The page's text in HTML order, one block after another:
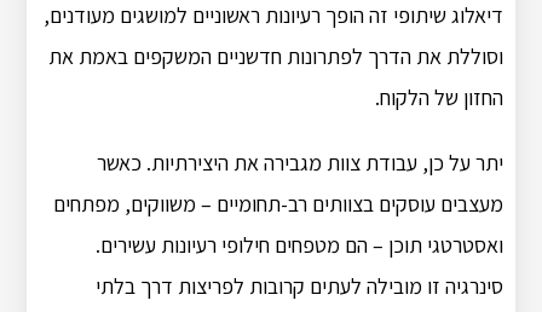
דיאלוג שיתופי זה הופך רעיונות ראשוניים למושגים מעודנים,
וסוללת את הדרך לפתרונות חדשניים המשקפים באמת את
החזון של הלקוח.
יתר על כן, עבודת צוות מגבירה את היצירתיות. כאשר
מעצבים עוסקים בצוותים רב-תחומיים – משווקים, מפתחים
ואסטרטגי תוכן – הם מטפחים חילופי רעיונות עשירים.
סינרגיה זו מובילה לעתים קרובות לפריצות דרך בלתי